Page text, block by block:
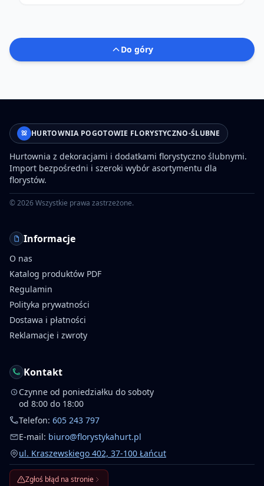
Do góry
HURTOWNIA POGOTOWIE FLORYSTYCZNO-ŚLUBNE
Hurtownia z dekoracjami i dodatkami florystyczno ślubnymi.
Import bezpośredni i szeroki wybór asortymentu dla
florystów.
©2026Wszystkie prawa zastrzeżone.
Informacje
O nas
Katalog produktów PDF
Regulamin
Polityka prywatności
Dostawa i płatności
Reklamacje i zwroty
Kontakt
Czynne od poniedziałku do soboty
od 8:00 do 18:00
Telefon: 605 243 797
E-mail: biuro@florystykahurt.pl
ul. Kraszewskiego 402, 37-100 Łańcut
Zgłoś błąd na stronie